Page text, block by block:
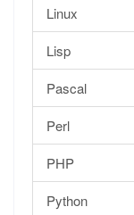
Linux
Lisp
Pascal
Perl
PHP
Python